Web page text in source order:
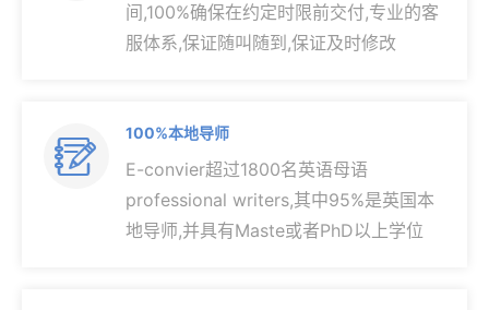
间,100%确保在约定时限前交付,专业的客
服体系,保证随叫随到,保证及时修改

100%本地导师
E-convier超过1800名英语母语
professional writers,其中95%是英国本
地导师,并具有Maste或者PhD以上学位